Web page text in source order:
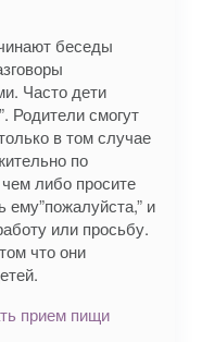
беседы
Часто дети
Родители смогут
в том случае
по
либо просите
ему”пожалуйста,” и
или просьбу.
что они
прием пищи